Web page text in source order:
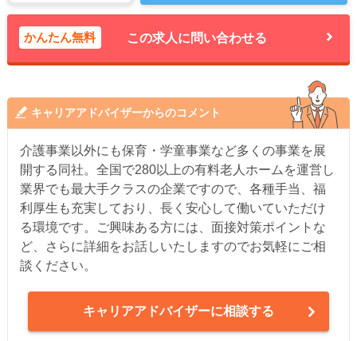
かんたん無料 この求人に問い合わせる
キャリアアドバイザーからのコメント
介護事業以外にも保育・学童事業など多くの事業を展
開する同社。全国で280以上の有料老人ホームを運営し
業界でも最大手クラスの企業ですので、各種手当、福
利厚生も充実しており、長く安心して働いていただけ
る環境です。ご興味ある方には、面接対策ポイントな
ど、さらに詳細をお話しいたしますのでお気軽にご相
談ください。
キャリアアドバイザーに相談する